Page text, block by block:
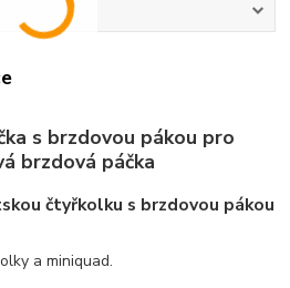
s brzdovou pákou pro
brzdová páčka
čtyřkolku s brzdovou pákou
a miniquad.